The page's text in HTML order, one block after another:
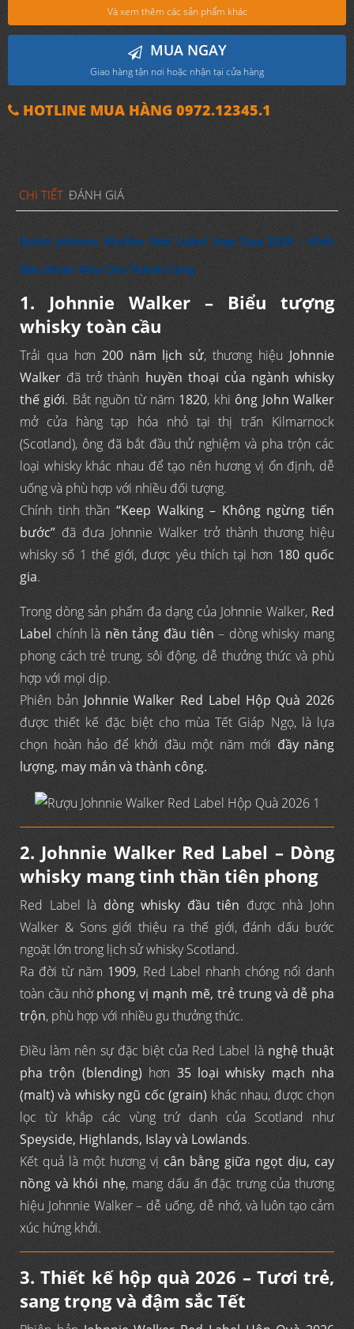
Và xem thêm các sản phẩm khác
MUA NGAY
Giao hàng tận nơi hoặc nhận tại cửa hàng
HOTLINE MUA HÀNG 0972.12345.1
CHI TIẾT ĐÁNH GIÁ
Rượu Johnnie Walker Red Label Hộp Quà 2026 – Khởi
Đầu Hoàn Hảo Cho Thành Công
1. Johnnie Walker – Biểu tượng
whisky toàn cầu
Trải qua hơn 200 năm lịch sử, thương hiệu Johnnie
Walker đã trở thành huyền thoại của ngành whisky
thế giới. Bắt nguồn từ năm 1820, khi ông John Walker
mở cửa hàng tạp hóa nhỏ tại thị trấn Kilmarnock
(Scotland), ông đã bắt đầu thử nghiệm và pha trộn các
loại whisky khác nhau để tạo nên hương vị ổn định, dễ
uống và phù hợp với nhiều đối tượng.
Chính tinh thần “Keep Walking – Không ngừng tiến
bước” đã đưa Johnnie Walker trở thành thương hiệu
whisky số 1 thế giới, được yêu thích tại hơn 180 quốc
gia.
Trong dòng sản phẩm đa dạng của Johnnie Walker, Red
Label chính là nền tảng đầu tiên – dòng whisky mang
phong cách trẻ trung, sôi động, dễ thưởng thức và phù
hợp với mọi dịp.
Phiên bản Johnnie Walker Red Label Hộp Quà 2026
được thiết kế đặc biệt cho mùa Tết Giáp Ngọ, là lựa
chọn hoàn hảo để khởi đầu một năm mới đầy năng
lượng, may mắn và thành công.
2. Johnnie Walker Red Label – Dòng
whisky mang tinh thần tiên phong
Red Label là dòng whisky đầu tiên được nhà John
Walker & Sons giới thiệu ra thế giới, đánh dấu bước
ngoặt lớn trong lịch sử whisky Scotland.
Ra đời từ năm 1909, Red Label nhanh chóng nổi danh
toàn cầu nhờphong vị mạnh mẽ, trẻ trung và dễ pha
trộn, phù hợp với nhiều gu thưởng thức.
Điều làm nên sự đặc biệt của Red Label là nghệ thuật
pha trộn (blending) hơn 35 loại whisky mạch nha
(malt) và whisky ngũ cốc (grain) khác nhau, được chọn
lọc từ khắp các vùng trứ danh của Scotland như
Speyside, Highlands, Islay và Lowlands.
Kết quả là một hương vị cân bằng giữa ngọt dịu, cay
nồng và khói nhẹ, mang dấu ấn đặc trưng của thương
hiệu Johnnie Walker – dễ uống, dễ nhớ, và luôn tạo cảm
xúc hứng khởi.
3. Thiết kế hộp quà 2026 – Tươi trẻ,
sang trọng và đậm sắc Tết